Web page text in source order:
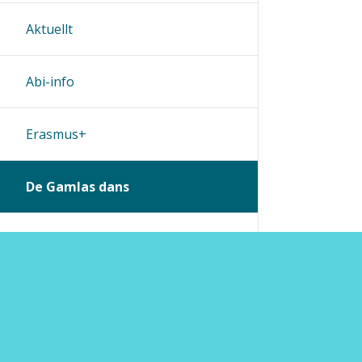
Aktuellt
Abi-info
Erasmus+
De Gamlas dans